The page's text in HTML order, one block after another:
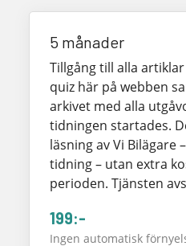
5 månader
Tillgång till alla
quiz här på webben
arkivet med alla
tidningen startades.
läsning av Vi Bilägare
tidning – utan extra
perioden. Tjänsten
199:-
Ingen automatisk